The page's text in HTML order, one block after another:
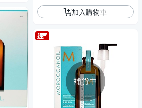
加入購物車
補貨中